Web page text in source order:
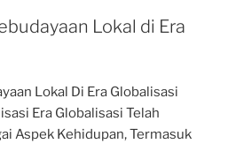
Lokal di Era
Lokal Di Era Globalisasi
Era Globalisasi Telah
Aspek Kehidupan, Termasuk